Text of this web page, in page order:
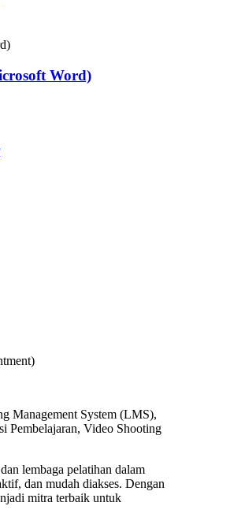
Word)
Management System (LMS),
Pembelajaran, Video Shooting
lembaga pelatihan dalam
dan mudah diakses. Dengan
mitra terbaik untuk